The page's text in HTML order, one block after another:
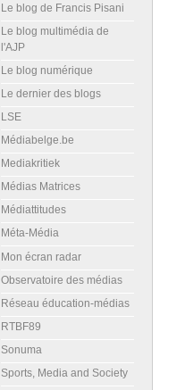
Le blog de Francis Pisani
Le blog multimédia de
l'AJP
Le blog numérique
Le dernier des blogs
LSE
Médiabelge.be
Mediakritiek
Médias Matrices
Médiattitudes
Méta-Média
Mon écran radar
Observatoire des médias
Réseau éducation-médias
RTBF89
Sonuma
Sports, Media and Society